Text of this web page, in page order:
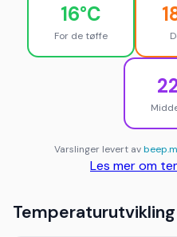
16°C
For de tøffe
Varslinger levert av
Les mer om
Temperaturutvikling